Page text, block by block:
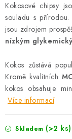
Kontakt
Obchodní podmínky
Věrnostní slevy
Kokosové chipsy
souladu s přírodou.
jsou zdrojem
nízkým
Kokos zůstává
Kromě kvalitních
kokos obsahuje
Více informací
Skladem (>2 ks)